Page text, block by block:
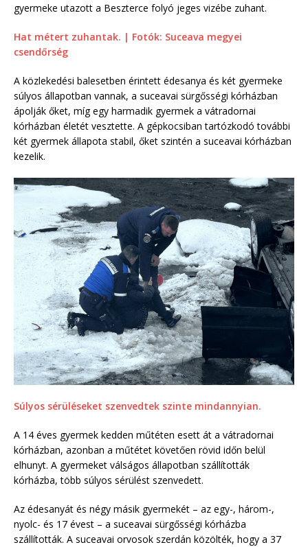
gyermeke utazott a Beszterce folyó jeges vizébe zuhant.
Hat métert zuhantak. | Fotók: Suceava megyei
csendőrség
A közlekedési balesetben érintett édesanya és két gyermeke
súlyos állapotban vannak, a suceavai sürgősségi kórházban
ápolják őket, míg egy harmadik gyermek a vátradornai
kórházban életét vesztette. A gépkocsiban tartózkodó további
két gyermek állapota stabil, őket szintén a suceavai kórházban
kezelik.
Súlyos sérüléseket szenvedtek szinte mindannyian.
A 14 éves gyermek kedden műtéten esett át a vátradornai
kórházban, azonban a műtétet követően rövid időn belül
elhunyt. A gyermeket válságos állapotban szállították
kórházba, több súlyos sérülést szenvedett.
Az édesanyát és négy másik gyermekét – az egy-, három-,
nyolc- és 17 évest – a suceavai sürgősségi kórházba
szállították. A suceavai orvosok szerdán közölték, hogy a 37